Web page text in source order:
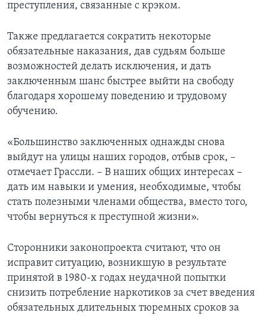
преступления, связанные с крэком.
Также предлагается сократить некоторые
обязательные наказания, дав судьям больше
возможностей делать исключения, и дать
заключенным шанс быстрее выйти на свободу
благодаря хорошему поведению и трудовому
обучению.
«Большинство заключенных однажды снова
выйдут на улицы наших городов, отбыв срок, –
отмечает Грассли. – В наших общих интересах –
дать им навыки и умения, необходимые, чтобы
стать полезными членами общества, вместо того,
чтобы вернуться к преступной жизни».
Сторонники законопроекта считают, что он
исправит ситуацию, возникшую в результате
принятой в 1980-х годах неудачной попытки
снизить потребление наркотиков за счет введения
обязательных длительных тюремных сроков за